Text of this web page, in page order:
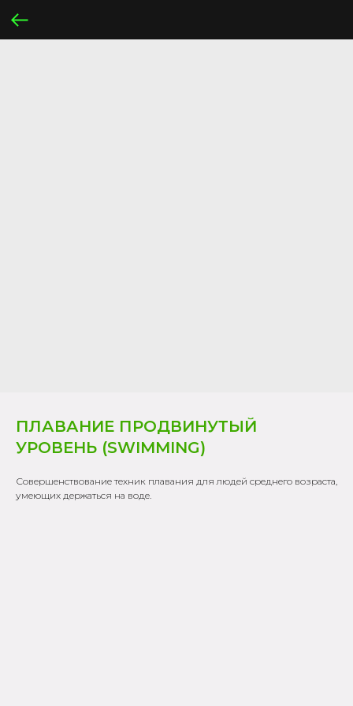
ПЛАВАНИЕ ПРОДВИНУТЫЙ
УРОВЕНЬ (SWIMMING)
Совершенствование техник плавания для людей среднего возраста,
умеющих держаться на воде.